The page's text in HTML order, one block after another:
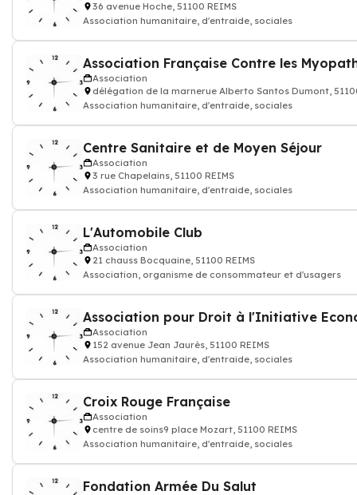
36 avenue Hoche, 51100 REIMS
Association humanitaire, d'entraide, sociales
Association Française Contre les
Association
délégation de la marnerue Alberto Santos Dumont,
Association humanitaire, d'entraide, sociales
Centre Sanitaire et de Moyen Séjour
Association
3 rue Chapelains, 51100 REIMS
Association humanitaire, d'entraide, sociales
L'Automobile Club
Association
21 chauss Bocquaine, 51100 REIMS
Association, organisme de consommateur et d'usagers
Association
152 avenue Jean Jaurès, 51100 REIMS
Association humanitaire, d'entraide, sociales
Croix Rouge Française
Association
centre de soins9 place Mozart, 51100 REIMS
Association humanitaire, d'entraide, sociales
Fondation Armée Du Salut